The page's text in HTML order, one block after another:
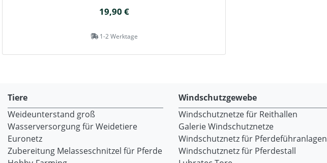
19,90 €
1-2 Werktage
Tiere
Weideunterstand groß
Wasserversorgung für Weidetiere
Euronetz
Zubereitung Melasseschnitzel für Pferde
Windschutzgewebe
Windschutznetze für Reithallen
Galerie Windschutznetze
Windschutznetz für Pferdeführanlagen
Windschutznetz für Pferdestall